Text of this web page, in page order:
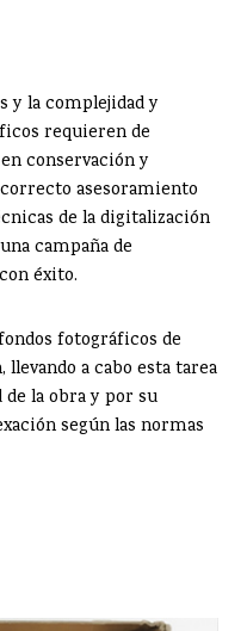
y la complejidad y
requieren de
conservación y
asesoramiento
de la digitalización
campaña de
éxito.
fotográficos de
a cabo esta tarea
la obra y por su
según las normas